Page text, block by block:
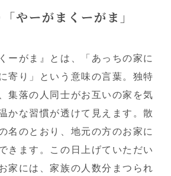
やーがまくーがま」
ーがま』とは、「あっちの家に
寄り」という意味の言葉。独特
集落の人同士がお互いの家を気
かな習慣が透けて見えます。散
名のとおり、地元の方のお家に
きます。この日上げていただい
家には、家族の人数分まつられ